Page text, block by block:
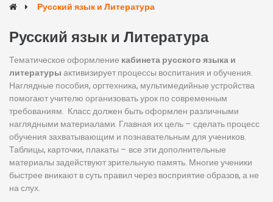
Русский язык и Литература
Русский язык и Литература
Тематическое оформление кабинета русского языка и
литературыактивизирует процессы воспитания и обучения.
Наглядные пособия, оргтехника, мультимедийные устройства
помогают учителю организовать урок по современным
требованиям. Класс должен быть оформлен различными
наглядными материалами. Главная их цель – сделать процесс
обучения захватывающим и познавательным для учеников.
Таблицы, карточки, плакаты – все эти дополнительные
материалы задействуют зрительную память. Многие ученики
быстрее вникают в суть правил через восприятие образов, а не
на слух.